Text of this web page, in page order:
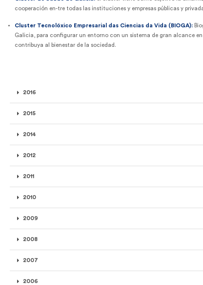
cooperación en-tre todas las instituciones y empresas públicas y
Cluster Tecnolóxico Empresarial das Ciencias da Vida (BIOGA):
Galicia, para configurar un entorno con un sistema de gran alcance
contribuya al bienestar de la sociedad.
2016
2015
2014
2012
2011
2010
2009
2008
2007
2006